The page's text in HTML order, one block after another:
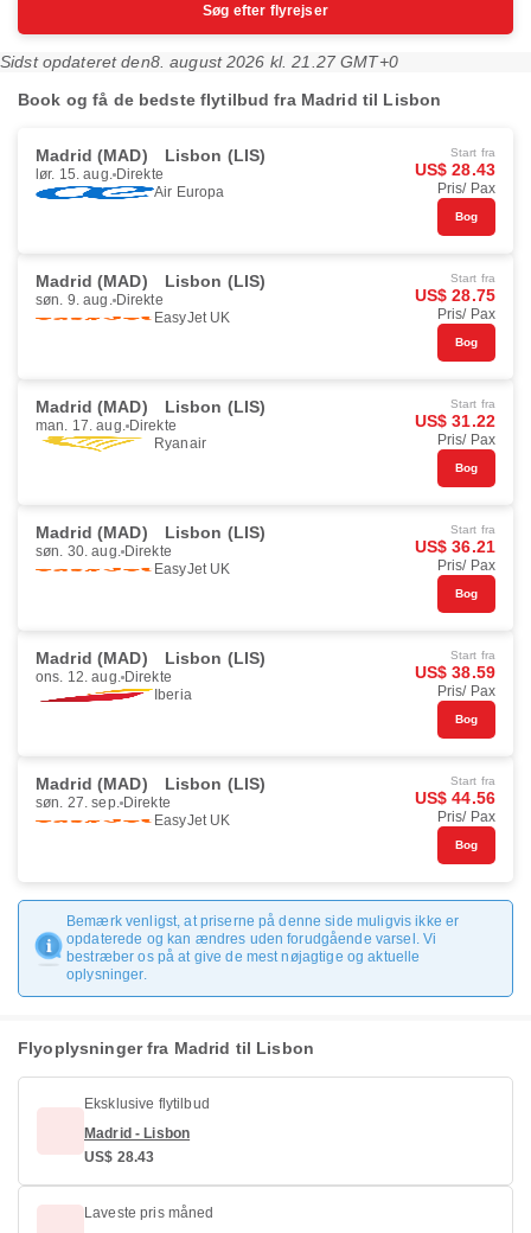
Søg efter flyrejser
Sidst opdateret den8. august 2026 kl. 21.27 GMT+0
Book og få de bedste flytilbud fra Madrid til Lisbon
Madrid (MAD) Lisbon (LIS)
lør. 15. aug. Direkte
Air Europa
Start fra
US$ 28.43
Pris/ Pax
Bog
Madrid (MAD) Lisbon (LIS)
søn. 9. aug. Direkte
EasyJet UK
Start fra
US$ 28.75
Pris/ Pax
Bog
Madrid (MAD) Lisbon (LIS)
man. 17. aug. Direkte
Ryanair
Start fra
US$ 31.22
Pris/ Pax
Bog
Madrid (MAD) Lisbon (LIS)
søn. 30. aug. Direkte
EasyJet UK
Start fra
US$ 36.21
Pris/ Pax
Bog
Madrid (MAD) Lisbon (LIS)
ons. 12. aug. Direkte
Iberia
Start fra
US$ 38.59
Pris/ Pax
Bog
Madrid (MAD) Lisbon (LIS)
søn. 27. sep. Direkte
EasyJet UK
Start fra
US$ 44.56
Pris/ Pax
Bog
Bemærk venligst, at priserne på denne side muligvis ikke er
opdaterede og kan ændres uden forudgående varsel. Vi
bestræber os på at give de mest nøjagtige og aktuelle
oplysninger.
Flyoplysninger fra Madrid til Lisbon
Eksklusive flytilbud
Madrid - Lisbon
US$ 28.43
Laveste pris måned